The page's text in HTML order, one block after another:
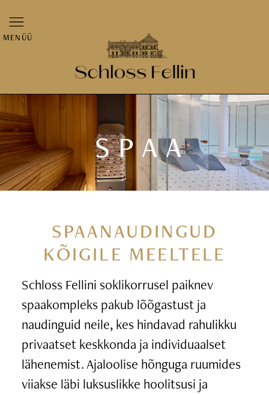
MENÜÜ
SPAA
SPAANAUDINGUD
KÕIGILE MEELTELE
Schloss Fellini soklikorrusel paiknev
spaakompleks pakub lõõgastust ja
naudinguid neile, kes hindavad rahulikku
privaatset keskkonda ja individuaalset
lähenemist. Ajaloolise hõnguga ruumides
viiakse läbi luksuslikke hoolitsusi ja